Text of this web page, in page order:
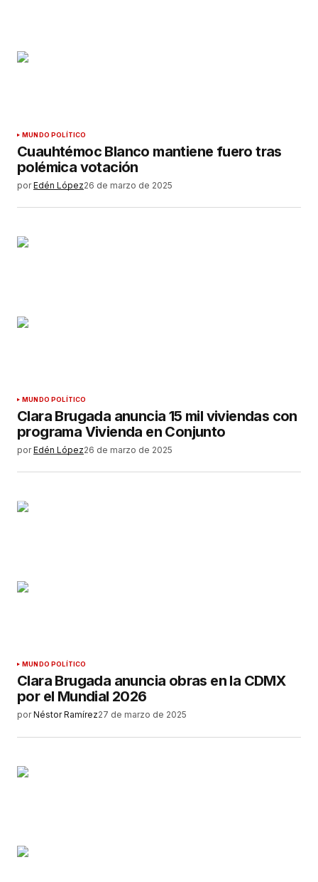
MUNDO POLÍTICO
Cuauhtémoc Blanco mantiene fuero tras
polémica votación
por Edén López26 de marzo de 2025
MUNDO POLÍTICO
Clara Brugada anuncia 15 mil viviendas con
programa Vivienda en Conjunto
por Edén López26 de marzo de 2025
MUNDO POLÍTICO
Clara Brugada anuncia obras en la CDMX
por el Mundial 2026
por Néstor Ramírez27 de marzo de 2025